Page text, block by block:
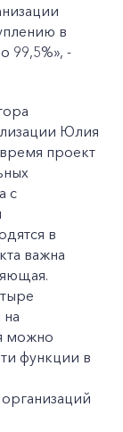
в
99,5%», -
Юлия
проект
с
в
важна
можно
функции в